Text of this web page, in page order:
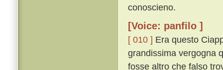
conoscieno.
[Voice: panfilo ]
[ 010 ] Era questo
grandissima vergogna
fosse altro che falso